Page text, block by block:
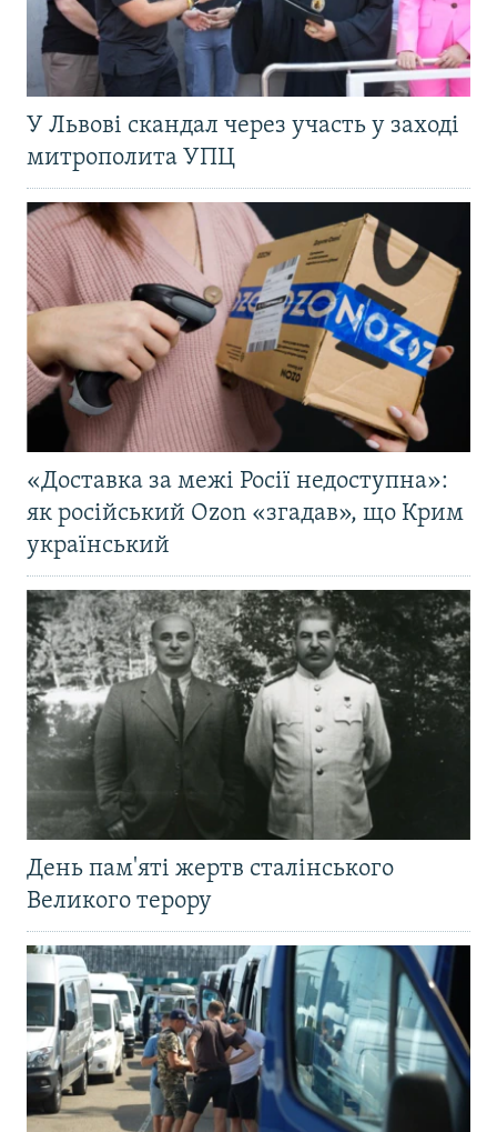
У Львові скандал через участь у заході
митрополита УПЦ
«Доставка за межі Росії недоступна»:
як російський Ozon «згадав», що Крим
український
День пам'яті жертв сталінського
Великого терору